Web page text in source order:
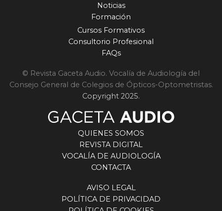
Noticias
Formación
Cursos Formativos
Consultorio Profesional
FAQs
© Revista Gaceta Audio. Vocalía de Audiología del
Consejo General de Colegios de Ópticos-Optometristas.
Copyright 2025.
QUIENES SOMOS
REVISTA DIGITAL
VOCALÍA DE AUDIOLOGÍA
CONTACTA
AVISO LEGAL
POLÍTICA DE PRIVACIDAD